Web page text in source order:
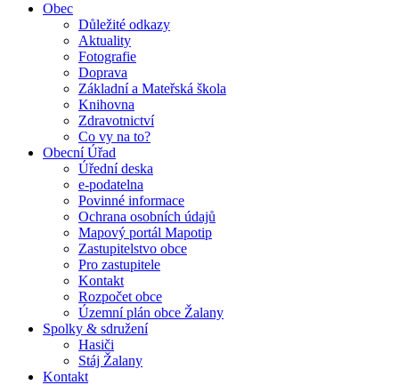
Obec
Důležité odkazy
Aktuality
Fotografie
Doprava
Základní a Mateřská škola
Knihovna
Zdravotnictví
Co vy na to?
Obecní Úřad
Úřední deska
e-podatelna
Povinné informace
Ochrana osobních údajů
Mapový portál Mapotip
Zastupitelstvo obce
Pro zastupitele
Kontakt
Rozpočet obce
Územní plán obce Žalany
Spolky & sdružení
Hasiči
Stáj Žalany
Kontakt